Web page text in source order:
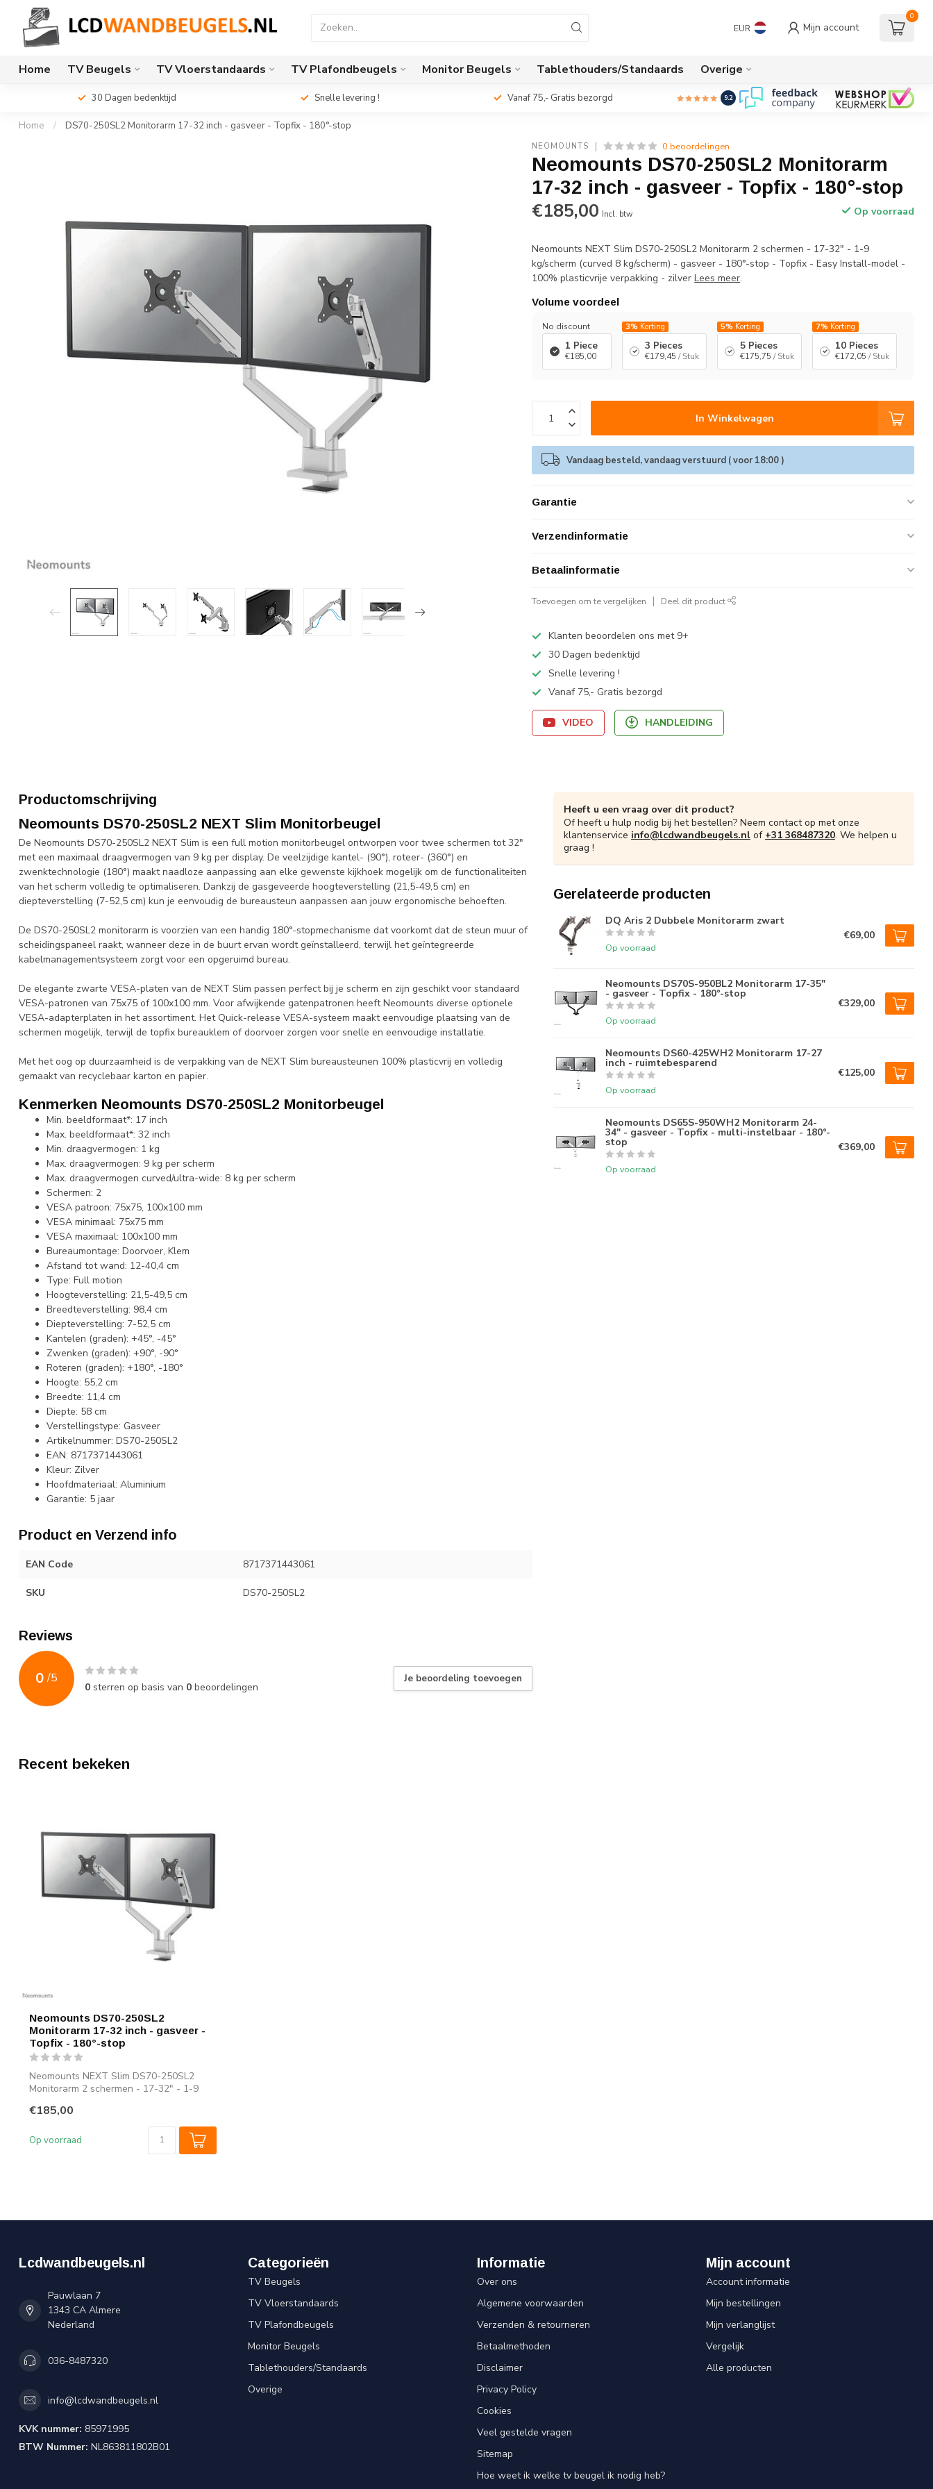
EUR Mijn account
0
Home TV Beugels TV Vloerstandaards TV Plafondbeugels Monitor Beugels Tablethouders/Standaards Overige
30 Dagen bedenktijd Snelle levering ! Vanaf 75,- Gratis bezorgd 9.2
Home / DS70-250SL2 Monitorarm 17-32 inch - gasveer - Topfix - 180°-stop
NEOMOUNTS 0 beoordelingen
Neomounts DS70-250SL2 Monitorarm
17-32 inch - gasveer - Topfix - 180°-stop
€185,00 Incl. btw Op voorraad
Neomounts NEXT Slim DS70-250SL2 Monitorarm 2 schermen - 17-32" - 1-9
kg/scherm (curved 8 kg/scherm) - gasveer - 180°-stop - Topfix - Easy Install-model -
100% plasticvrije verpakking - zilverLees meer.
Volume voordeel
No discount
1 Piece
€185,00
3% Korting
3 Pieces
€179,45 / Stuk
5% Korting
5 Pieces
€175,75 / Stuk
7% Korting
10 Pieces
€172,05 / Stuk
In Winkelwagen
Vandaag besteld, vandaag verstuurd ( voor 18:00 )
Garantie
Verzendinformatie
Betaalinformatie
Toevoegen om te vergelijken Deel dit product
Klanten beoordelen ons met 9+
30 Dagen bedenktijd
Snelle levering !
Vanaf 75,- Gratis bezorgd
VIDEO HANDLEIDING
Productomschrijving
Neomounts DS70-250SL2 NEXT Slim Monitorbeugel
De Neomounts DS70-250SL2 NEXT Slim is een full motion monitorbeugel ontworpen voor twee schermen tot 32"
met een maximaal draagvermogen van 9 kg per display. De veelzijdige kantel- (90°), roteer- (360°) en
zwenktechnologie (180°) maakt naadloze aanpassing aan elke gewenste kijkhoek mogelijk om de functionaliteiten
van het scherm volledig te optimaliseren. Dankzij de gasgeveerde hoogteverstelling (21,5-49,5 cm) en
diepteverstelling (7-52,5 cm) kun je eenvoudig de bureausteun aanpassen aan jouw ergonomische behoeften.
De DS70-250SL2 monitorarm is voorzien van een handig 180°-stopmechanisme dat voorkomt dat de steun muur of
scheidingspaneel raakt, wanneer deze in de buurt ervan wordt geïnstalleerd, terwijl het geïntegreerde
kabelmanagementsysteem zorgt voor een opgeruimd bureau.
De elegante zwarte VESA-platen van de NEXT Slim passen perfect bij je scherm en zijn geschikt voor standaard
VESA-patronen van 75x75 of 100x100 mm. Voor afwijkende gatenpatronen heeft Neomounts diverse optionele
VESA-adapterplaten in het assortiment. Het Quick-release VESA-systeem maakt eenvoudige plaatsing van de
schermen mogelijk, terwijl de topfix bureauklem of doorvoer zorgen voor snelle en eenvoudige installatie.
Met het oog op duurzaamheid is de verpakking van de NEXT Slim bureausteunen 100% plasticvrij en volledig
gemaakt van recyclebaar karton en papier.
Kenmerken Neomounts DS70-250SL2 Monitorbeugel
Min. beeldformaat*: 17 inch
Max. beeldformaat*: 32 inch
Min. draagvermogen: 1 kg
Max. draagvermogen: 9 kg per scherm
Max. draagvermogen curved/ultra-wide: 8 kg per scherm
Schermen: 2
VESA patroon: 75x75, 100x100 mm
VESA minimaal: 75x75 mm
VESA maximaal: 100x100 mm
Bureaumontage: Doorvoer, Klem
Afstand tot wand: 12-40,4 cm
Type: Full motion
Hoogteverstelling: 21,5-49,5 cm
Breedteverstelling: 98,4 cm
Diepteverstelling: 7-52,5 cm
Kantelen (graden): +45°, -45°
Zwenken (graden): +90°, -90°
Roteren (graden): +180°, -180°
Hoogte: 55,2 cm
Breedte: 11,4 cm
Diepte: 58 cm
Verstellingstype: Gasveer
Artikelnummer: DS70-250SL2
EAN: 8717371443061
Kleur: Zilver
Hoofdmateriaal: Aluminium
Garantie: 5 jaar
Product en Verzend info
EAN Code 8717371443061
SKU DS70-250SL2
Reviews
0 /5
0 sterren op basis van 0 beoordelingen
Je beoordeling toevoegen
Heeft u een vraag over dit product?
Of heeft u hulp nodig bij het bestellen? Neem contact op met onze
klantenservice info@lcdwandbeugels.nl of +31 368487320. We helpen u
graag !
Gerelateerde producten
DQ Aris 2 Dubbele Monitorarm zwart
Op voorraad
€69,00
Neomounts DS70S-950BL2 Monitorarm 17-35"
- gasveer - Topfix - 180°-stop
Op voorraad
€329,00
Neomounts DS60-425WH2 Monitorarm 17-27
inch - ruimtebesparend
Op voorraad
€125,00
Neomounts DS65S-950WH2 Monitorarm 24-
34" - gasveer - Topfix - multi-instelbaar - 180°-
stop
Op voorraad
€369,00
Recent bekeken
Neomounts DS70-250SL2
Monitorarm 17-32 inch - gasveer -
Topfix - 180°-stop
Neomounts NEXT Slim DS70-250SL2
Monitorarm 2 schermen - 17-32" - 1-9
€185,00
Op voorraad
Lcdwandbeugels.nl
Pauwlaan 7
1343 CA Almere
Nederland
036-8487320
info@lcdwandbeugels.nl
KVK nummer: 85971995
BTW Nummer: NL863811802B01
Categorieën
TV Beugels
TV Vloerstandaards
TV Plafondbeugels
Monitor Beugels
Tablethouders/Standaards
Overige
Informatie
Over ons
Algemene voorwaarden
Verzenden & retourneren
Betaalmethoden
Disclaimer
Privacy Policy
Cookies
Veel gestelde vragen
Sitemap
Hoe weet ik welke tv beugel ik nodig heb?
Mijn account
Account informatie
Mijn bestellingen
Mijn verlanglijst
Vergelijk
Alle producten